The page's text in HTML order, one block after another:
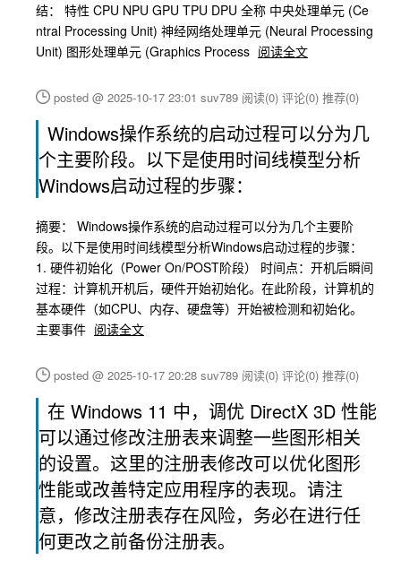
结： 特性 CPU NPU GPU TPU DPU 全称 中央处理单元 (Ce
ntral Processing Unit) 神经网络处理单元 (Neural Processing
Unit) 图形处理单元 (Graphics Process 阅读全文
posted @ 2025-10-17 23:01 suv789 阅读(0) 评论(0) 推荐(0)
Windows操作系统的启动过程可以分为几
个主要阶段。以下是使用时间线模型分析
Windows启动过程的步骤：
摘要： Windows操作系统的启动过程可以分为几个主要阶
段。以下是使用时间线模型分析Windows启动过程的步骤：
1. 硬件初始化（Power On/POST阶段） 时间点：开机后瞬间
过程：计算机开机后，硬件开始初始化。在此阶段，计算机的
基本硬件（如CPU、内存、硬盘等）开始被检测和初始化。
主要事件 阅读全文
posted @ 2025-10-17 20:28 suv789 阅读(0) 评论(0) 推荐(0)
在 Windows 11 中，调优 DirectX 3D 性能
可以通过修改注册表来调整一些图形相关
的设置。这里的注册表修改可以优化图形
性能或改善特定应用程序的表现。请注
意，修改注册表存在风险，务必在进行任
何更改之前备份注册表。